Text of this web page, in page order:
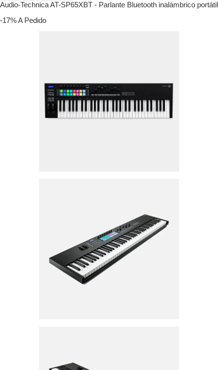
Audio-Technica AT-SP65XBT - Parlante Bluetooth inalámbrico portátil
-17%A Pedido